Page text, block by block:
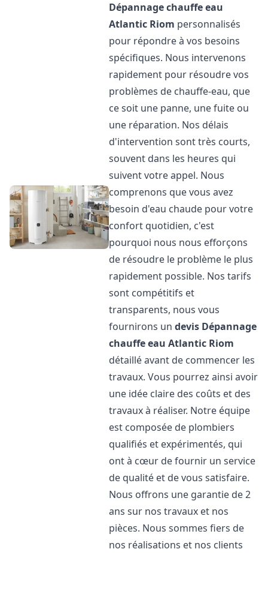
Dépannage chauffe eau
Atlantic Riom personnalisés
pour répondre à vos besoins
spécifiques. Nous intervenons
rapidement pour résoudre vos
problèmes de chauffe-eau, que
ce soit une panne, une fuite ou
une réparation. Nos délais
d'intervention sont très courts,
souvent dans les heures qui
suivent votre appel. Nous
comprenons que vous avez
besoin d'eau chaude pour votre
confort quotidien, c'est
pourquoi nous nous efforçons
de résoudre le problème le plus
rapidement possible. Nos tarifs
sont compétitifs et
transparents, nous vous
fournirons undevis Dépannage
chauffe eau Atlantic Riom
détaillé avant de commencer les
travaux. Vous pourrez ainsi avoir
une idée claire des coûts et des
travaux à réaliser. Notre équipe
est composée de plombiers
qualifiés et expérimentés, qui
ont à cœur de fournir un service
de qualité et de vous satisfaire.
Nous offrons une garantie de 2
ans sur nos travaux et nos
pièces. Nous sommes fiers de
nos réalisations et nos clients